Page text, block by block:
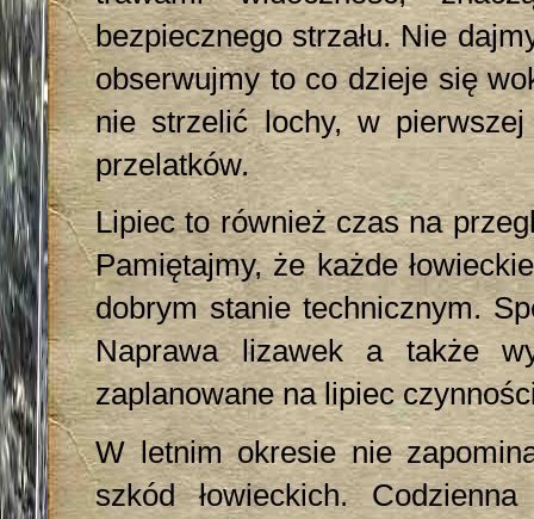
bezpiecznego strzału. Nie
obserwujmy to co dzieje się
nie strzelić lochy, w
przelatków.
Lipiec to również czas na
Pamiętajmy, że każde
dobrym stanie technicznym.
Naprawa lizawek a także
zaplanowane na lipiec
W letnim okresie nie
szkód łowieckich.